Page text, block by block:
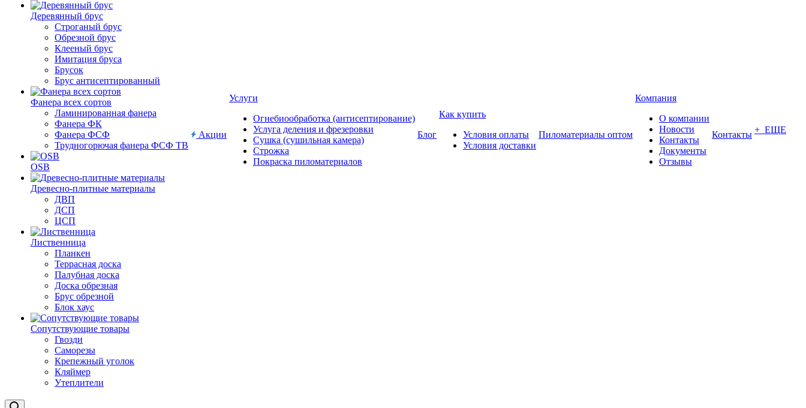
Деревянный брус
Строганый брус
Обрезной брус
Клееный брус
Имитация бруса
Брусок
Брус антисептированный
Фанера всех сортов
Ламинированная фанера
Фанера ФК
Фанера ФСФ
Трудногорючая фанера ФСФ ТВ
OSB
Древесно-плитные материалы
ДВП
ДСП
ЦСП
Лиственница
Планкен
Террасная доска
Палубная доска
Доска обрезная
Брус обрезной
Блок хаус
Сопутствующие товары
Гвозди
Саморезы
Крепежный уголок
Кляймер
Утеплители
Акции
Услуги
Огнебиообработка (антисептирование)
Услуга деления и фрезеровки
Сушка (сушильная камера)
Строжка
Покраска пиломатериалов
Блог
Как купить
Условия оплаты
Условия доставки
Пиломатериалы оптом
Компания
О компании
Новости
Контакты
Документы
Отзывы
Контакты + ЕЩЕ